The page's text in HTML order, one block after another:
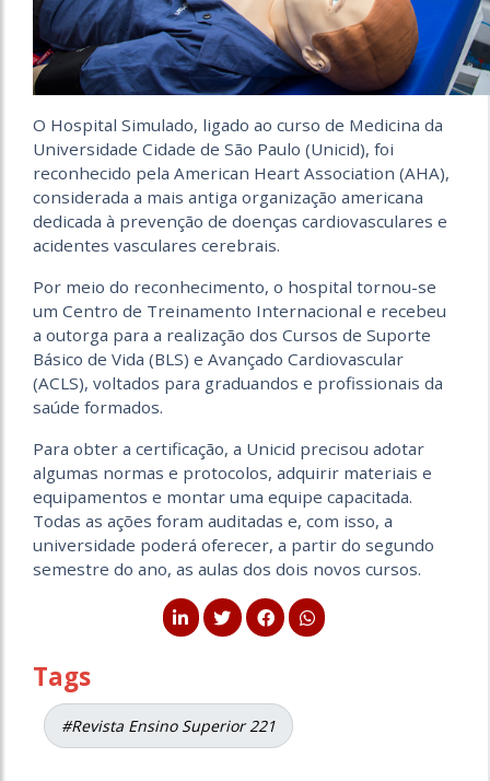
O Hospital Simulado, ligado ao curso de Medicina da
Universidade Cidade de São Paulo (Unicid), foi
reconhecido pela American Heart Association (AHA),
considerada a mais antiga organização americana
dedicada à prevenção de doenças cardiovasculares e
acidentes vasculares cerebrais.
Por meio do reconhecimento, o hospital tornou-se
um Centro de Treinamento Internacional e recebeu
a outorga para a realização dos Cursos de Suporte
Básico de Vida (BLS) e Avançado Cardiovascular
(ACLS), voltados para graduandos e profissionais da
saúde formados.
Para obter a certificação, a Unicid precisou adotar
algumas normas e protocolos, adquirir materiais e
equipamentos e montar uma equipe capacitada.
Todas as ações foram auditadas e, com isso, a
universidade poderá oferecer, a partir do segundo
semestre do ano, as aulas dos dois novos cursos.
Tags
#Revista Ensino Superior 221